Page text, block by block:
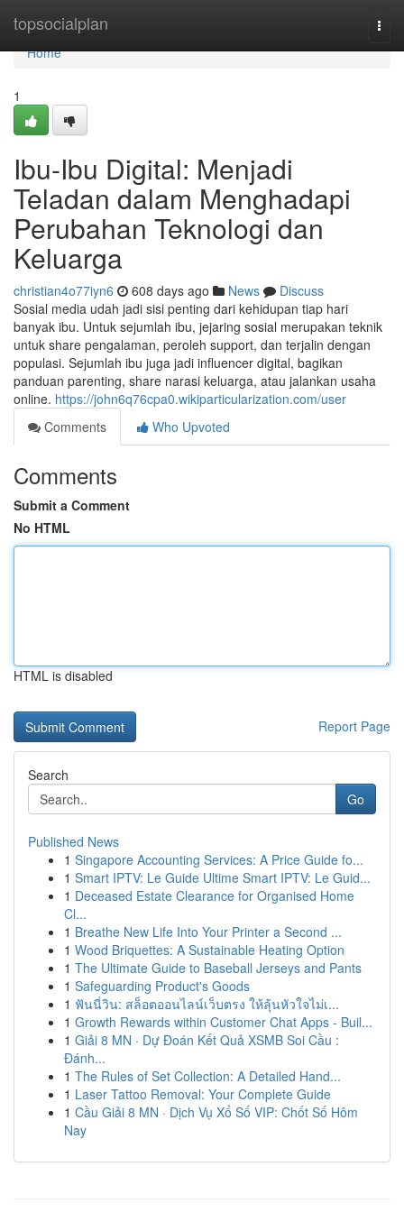
topsocialplan
Home
Home
1
Ibu-Ibu Digital: Menjadi
Teladan dalam Menghadapi
Perubahan Teknologi dan
Keluarga
christian4o77iyn6 608 days ago News
Discuss
Sosial media udah jadi sisi penting dari kehidupan tiap hari
banyak ibu. Untuk sejumlah ibu, jejaring sosial merupakan teknik
untuk share pengalaman, peroleh support, dan terjalin dengan
populasi. Sejumlah ibu juga jadi influencer digital, bagikan
panduan parenting, share narasi keluarga, atau jalankan usaha
online. https://john6q76cpa0.wikiparticularization.com/user
Comments
Who Upvoted
Comments
Submit a Comment
No HTML
HTML is disabled
Report Page
Search
Go
Published News
1 Singapore Accounting Services: A Price Guide fo...
1 Smart IPTV: Le Guide Ultime Smart IPTV: Le Guid...
1 Deceased Estate Clearance for Organised Home
Cl...
1 Breathe New Life Into Your Printer a Second ...
1 Wood Briquettes: A Sustainable Heating Option
1 The Ultimate Guide to Baseball Jerseys and Pants
1 Safeguarding Product's Goods
1 ฟันนี่วิน: สล็อตออนไลน์เว็บตรง ให้ลุ้นหัวใจไม่เ...
1 Growth Rewards within Customer Chat Apps - Buil...
1 Giải 8 MN · Dự Đoán Kết Quả XSMB Soi Cầu :
Đánh...
1 The Rules of Set Collection: A Detailed Hand...
1 Laser Tattoo Removal: Your Complete Guide
1 Cầu Giải 8 MN · Dịch Vụ Xổ Số VIP: Chốt Số Hôm
Nay